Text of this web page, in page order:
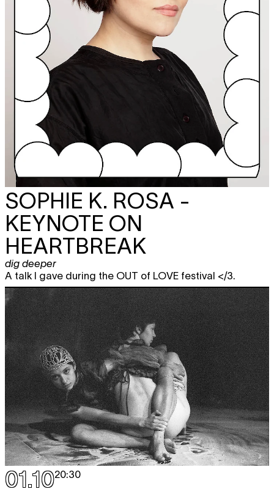
SOPHIE K. ROSA -
KEYNOTE ON
HEARTBREAK
dig deeper
A talk I gave during the OUT of LOVE festival </3.
01.1020:30